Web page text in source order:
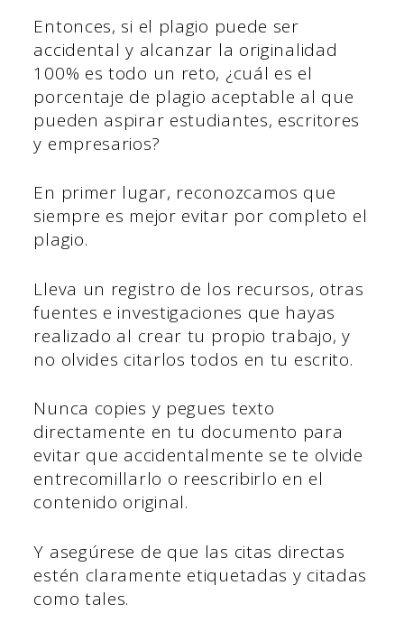
Entonces, si el plagio puede ser
accidental y alcanzar la originalidad
100% es todo un reto, ¿cuál es el
porcentaje de plagio aceptable al que
pueden aspirar estudiantes, escritores
y empresarios?
En primer lugar, reconozcamos que
siempre es mejor evitar por completo el
plagio.
Lleva un registro de los recursos, otras
fuentes e investigaciones que hayas
realizado al crear tu propio trabajo, y
no olvides citarlos todos en tu escrito.
Nunca copies y pegues texto
directamente en tu documento para
evitar que accidentalmente se te olvide
entrecomillarlo o reescribirlo en el
contenido original.
Y asegúrese de que las citas directas
estén claramente etiquetadas y citadas
como tales.